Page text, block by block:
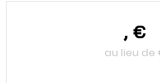
, €
au lieu de